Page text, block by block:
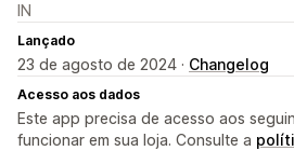
IN
Lançado
23 de agosto de 2024 · Changelog
Acesso aos dados
Este app precisa de acesso aos
funcionar em sua loja. Consulte a